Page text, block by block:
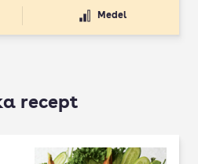
Medel
recept